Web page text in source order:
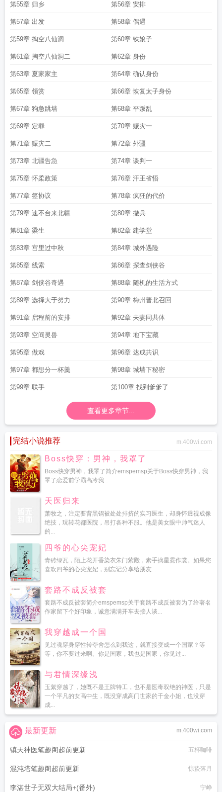
第55章 归乡 第56章 安排
第57章 出发 第58章 偶遇
第59章 掏空八仙洞 第60章 铁娘子
第61章 掏空八仙洞二 第62章 身份
第63章 夏家家主 第64章 确认身份
第65章 领赏 第66章 恢复太子身份
第67章 狗急跳墙 第68章 平叛乱
第69章 定罪 第70章 赈灾一
第71章 赈灾二 第72章 外疆
第73章 北疆告急 第74章 谈判一
第75章 怀柔政策 第76章 汗王省悟
第77章 签协议 第78章 疯狂的代价
第79章 速不台来北疆 第80章 撤兵
第81章 梁生 第82章 建学堂
第83章 宫里过中秋 第84章 城外遇险
第85章 线索 第86章 探查剑侠谷
第87章 剑侠谷奇遇 第88章 随机的生活方式
第89章 选择大于努力 第90章 梅州普北召回
第91章 启程前的安排 第92章 夫妻同共体
第93章 空间灵兽 第94章 地下宝藏
第95章 做戏 第96章 达成共识
第97章 都想分一杯羹 第98章 城墙下秘密
第99章 联手 第100章 找到爹爹了
查看更多章节...
完结小说推荐 m.400wi.com
Boss快穿：男神，我罩了
Boss快穿男神，我罩了简介emspemsp关于Boss快穿男神，我
罩了恋爱前学霸高冷我...
天医归来
萧牧之，注定要背黑锅被处处排挤的实习医生，却身怀透视成像
绝技，玩转花都医院，吊打各种不服。他是美女眼中帅气迷人
的...
四爷的心尖宠妃
青砖绿瓦，陌上花开香染衣朱门紫殿，素手摘星霓作裳。如果您
喜欢四爷的心尖宠妃，别忘记分享给朋友...
套路不成反被套
套路不成反被套简介emspemsp关于套路不成反被套为了给著名
作家留下个好印象，诚意满满开车去接人谈...
我穿越成一个国
见过魂穿身穿性转夺舍怎么到我这，就直接变成一个国家？等
等，你不要过来啊。你是国家，我也是国家，你见过...
与君情深缘浅
玉絮穿越了，她既不是王牌特工，也不是医毒双绝的神医，只是
一个平凡的女高中生，既没穿成高门世家的千金小姐，也没穿
成...
m.400wi.com
最新更新
镇天神医笔趣阁超前更新 五杯咖啡
混沌塔笔趣阁超前更新 惊蛰落月
李湛世子无双大结局+(番外) 宁峥